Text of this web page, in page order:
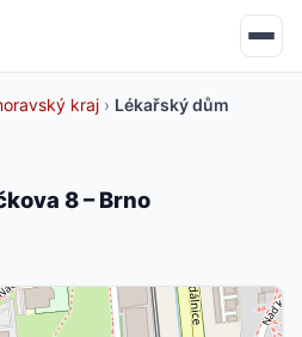
kraj › Lékařský dům
8 – Brno